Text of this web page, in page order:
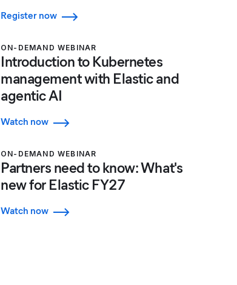
Register now
ON-DEMAND WEBINAR
Introduction to Kubernetes
management with Elastic and
agentic AI
Watch now
ON-DEMAND WEBINAR
Partners need to know: What's
new for Elastic FY27
Watch now